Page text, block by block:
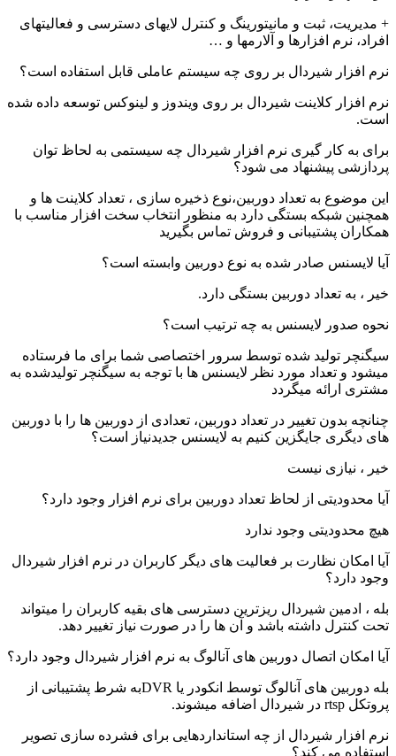
+ مدیریت، ثبت و مانیتورینگ و کنترل لایهای دسترسی و فعالیتهای
افراد، نرم افزارها و آلارمها و …
نرم افزار شیردال بر روی چه سیستم عاملی قابل استفاده است؟
نرم افزار کلاینت شیردال بر روی ویندوز و لینوکس توسعه داده شده
است.
برای به کار گیری نرم افزار شیردال چه سیستمی به لحاظ توان
پردازشی پیشنهاد می شود؟
این موضوع به تعداد دوربین،‌نوع ذخیره سازی ، تعداد کلاینت ها و
همچنین شبکه بستگی دارد به منظور انتخاب سخت افزار مناسب با
همکاران پشتیبانی و فروش تماس بگیرید
آیا لایسنس صادر شده به نوع دوربین وابسته است؟
خیر ، به تعداد دوربین بستگی دارد.
نحوه صدور لایسنس به چه ترتیب است؟
سیگنچر تولید شده توسط سرور اختصاصی شما برای ما فرستاده
میشود و تعداد مورد نظر لایسنس ها با توجه به سیگنچر تولیدشده به
مشتری ارائه میگردد
چنانچه بدون تغییر در تعداد دوربین، تعدادی از دوربین ها را با دوربین
های دیگری جایگزین کنیم به لایسنس جدیدنیاز است؟
خیر ، نیازی نیست
آیا محدودیتی از لحاظ تعداد دوربین برای نرم افزار وجود دارد؟
هیچ محدودیتی وجود ندارد
آیا امکان نظارت بر فعالیت های دیگر کاربران در نرم افزار شیردال
وجود دارد؟
بله ، ادمین شیردال ریزترین دسترسی های بقیه کاربران را میتواند
تحت کنترل داشته باشد و آن ها را در صورت نیاز تغییر دهد.
آیا امکان اتصال دوربین های آنالوگ به نرم افزار شیردال وجود دارد؟
بله دوربین های آنالوگ توسط انکودر یا DVR‌به شرط پشتیبانی از
پروتکل rtsp در شیردال اضافه میشوند.
نرم افزار شیردال از چه استانداردهایی برای فشرده سازی تصویر
استفاده می کند؟